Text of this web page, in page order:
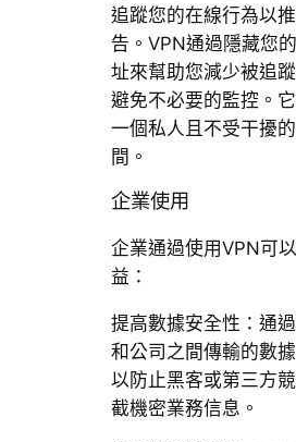
追蹤您的在線行為以
告。VPN通過隱藏您
址來幫助您減少被追蹤
避免不必要的監控。
一個私人且不受干擾
間。
企業使用
企業通過使用VPN可
益：
提高數據安全性：通
和公司之間傳輸的數
以防止黑客或第三方
截機密業務信息。